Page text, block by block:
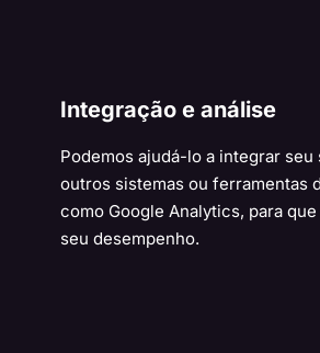
Integração e análise
Podemos ajudá-lo a integrar seu
outros sistemas ou ferramentas
como Google Analytics, para
seu desempenho.